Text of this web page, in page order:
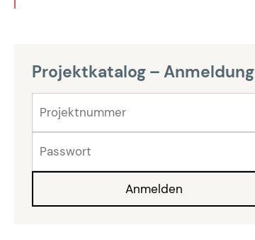
Projektkatalog – Anmeldung